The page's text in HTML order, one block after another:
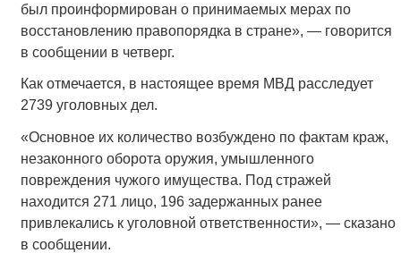
был проинформирован о принимаемых мерах по
восстановлению правопорядка в стране», — говорится
в сообщении в четверг.
Как отмечается, в настоящее время МВД расследует
2739 уголовных дел.
«Основное их количество возбуждено по фактам краж,
незаконного оборота оружия, умышленного
повреждения чужого имущества. Под стражей
находится 271 лицо, 196 задержанных ранее
привлекались к уголовной ответственности», — сказано
в сообщении.